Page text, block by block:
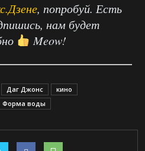
, попробуй. Есть
нам будет
Meow!
Даг Джонс
кино
Форма воды